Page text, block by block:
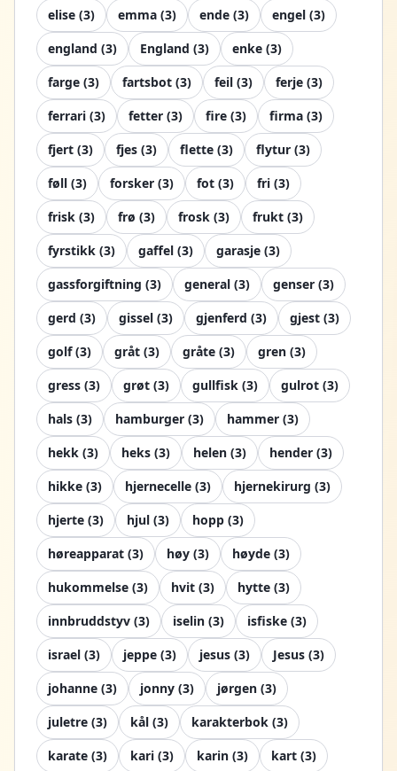
elise (3) emma (3) ende (3) engel (3)
england (3) England (3) enke (3)
farge (3) fartsbot (3) feil (3) ferje (3)
ferrari (3) fetter (3) fire (3) firma (3)
fjert (3) fjes (3) flette (3) flytur (3)
føll (3) forsker (3) fot (3) fri (3)
frisk (3) frø (3) frosk (3) frukt (3)
fyrstikk (3) gaffel (3) garasje (3)
gassforgiftning (3) general (3) genser (3)
gerd (3) gissel (3) gjenferd (3) gjest (3)
golf(3) gråt (3) gråte (3) gren (3)
gress (3) grøt (3) gullfisk (3) gulrot (3)
hals (3) hamburger (3) hammer (3)
hekk (3) heks (3) helen (3) hender (3)
hikke (3) hjernecelle (3) hjernekirurg (3)
hjerte (3) hjul (3) hopp (3)
høreapparat (3) høy (3) høyde (3)
hukommelse (3) hvit (3) hytte (3)
innbruddstyv (3) iselin (3) isfiske (3)
israel (3) jeppe (3) jesus (3) Jesus (3)
johanne (3) jonny (3) jørgen (3)
juletre (3) kål (3) karakterbok (3)
karate (3) kari (3) karin (3) kart (3)